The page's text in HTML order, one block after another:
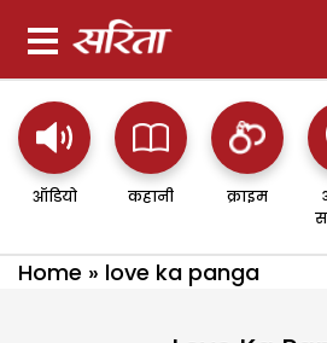
ऑडियो कहानी क्राइम
Home » love ka panga